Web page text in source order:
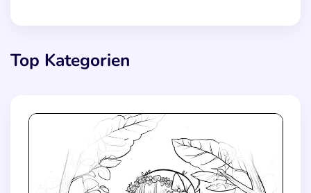
Top Kategorien